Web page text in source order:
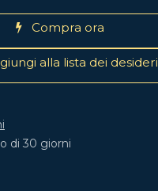
Compra ora
alla lista dei desideri
di 30 giorni